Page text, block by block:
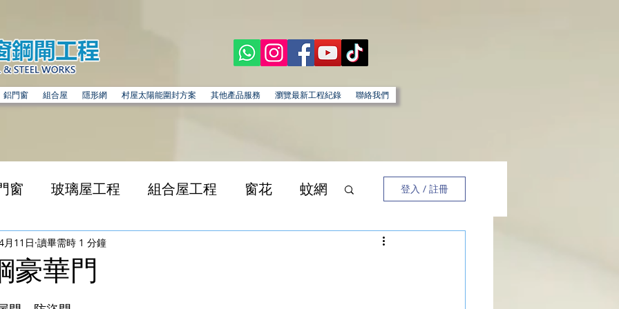
鋁門窗 組合屋 隱形網 村屋太陽能圍封方案 其他產品服務 瀏覽最新工程紀錄 聯絡我們
窗 玻璃屋工程 組合屋工程 窗花 蚊網 登入 / 註冊
豪華門
月11日 讀畢需時 1 分鐘